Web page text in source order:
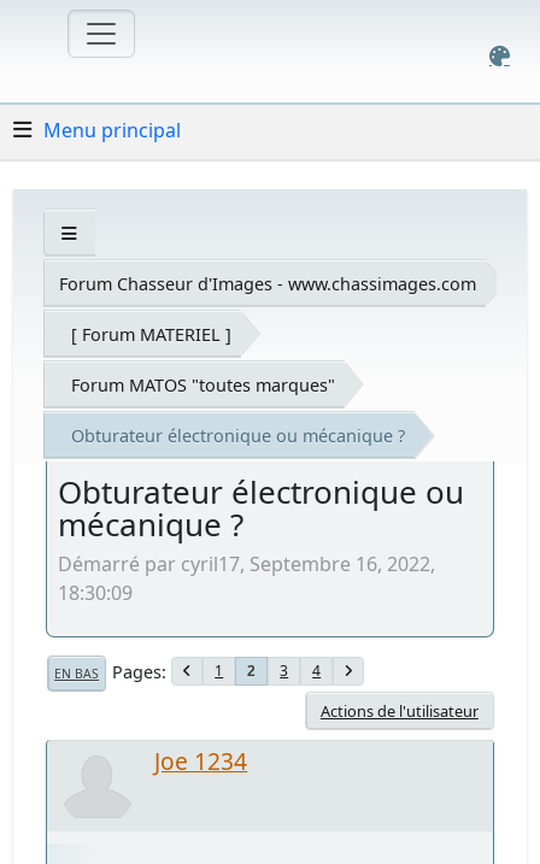
Menu principal
Forum Chasseur d'Images - www.chassimages.com
[ Forum MATERIEL ]
Forum MATOS "toutes marques"
Obturateur électronique ou mécanique ?
Obturateur électronique ou
mécanique ?
Démarré par cyril17, Septembre 16, 2022,
18:30:09
EN BAS Pages 1 2 3 4
Actions de l'utilisateur
Joe 1234